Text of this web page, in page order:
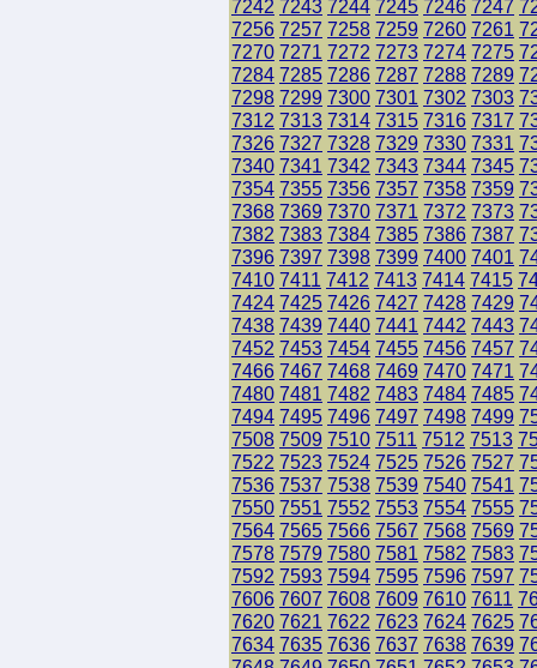
7242 7243 7244 7245 7246 7247
7256 7257 7258 7259 7260 7261
7270 7271 7272 7273 7274 7275
7284 7285 7286 7287 7288 7289
7298 7299 7300 7301 7302 7303
7312 7313 7314 7315 7316 7317
7326 7327 7328 7329 7330 7331
7340 7341 7342 7343 7344 7345
7354 7355 7356 7357 7358 7359
7368 7369 7370 7371 7372 7373
7382 7383 7384 7385 7386 7387
7396 7397 7398 7399 7400 7401
7410 7411 7412 7413 7414 7415
7424 7425 7426 7427 7428 7429
7438 7439 7440 7441 7442 7443
7452 7453 7454 7455 7456 7457
7466 7467 7468 7469 7470 7471
7480 7481 7482 7483 7484 7485
7494 7495 7496 7497 7498 7499
7508 7509 7510 7511 7512 7513
7522 7523 7524 7525 7526 7527
7536 7537 7538 7539 7540 7541
7550 7551 7552 7553 7554 7555
7564 7565 7566 7567 7568 7569
7578 7579 7580 7581 7582 7583
7592 7593 7594 7595 7596 7597
7606 7607 7608 7609 7610 7611
7620 7621 7622 7623 7624 7625
7634 7635 7636 7637 7638 7639